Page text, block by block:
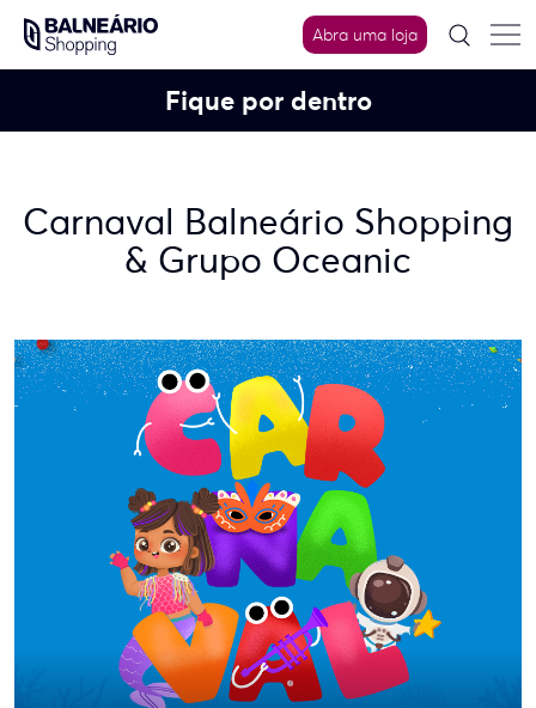
content
Abra uma loja
Fique por dentro
Carnaval Balneário Shopping
& Grupo Oceanic